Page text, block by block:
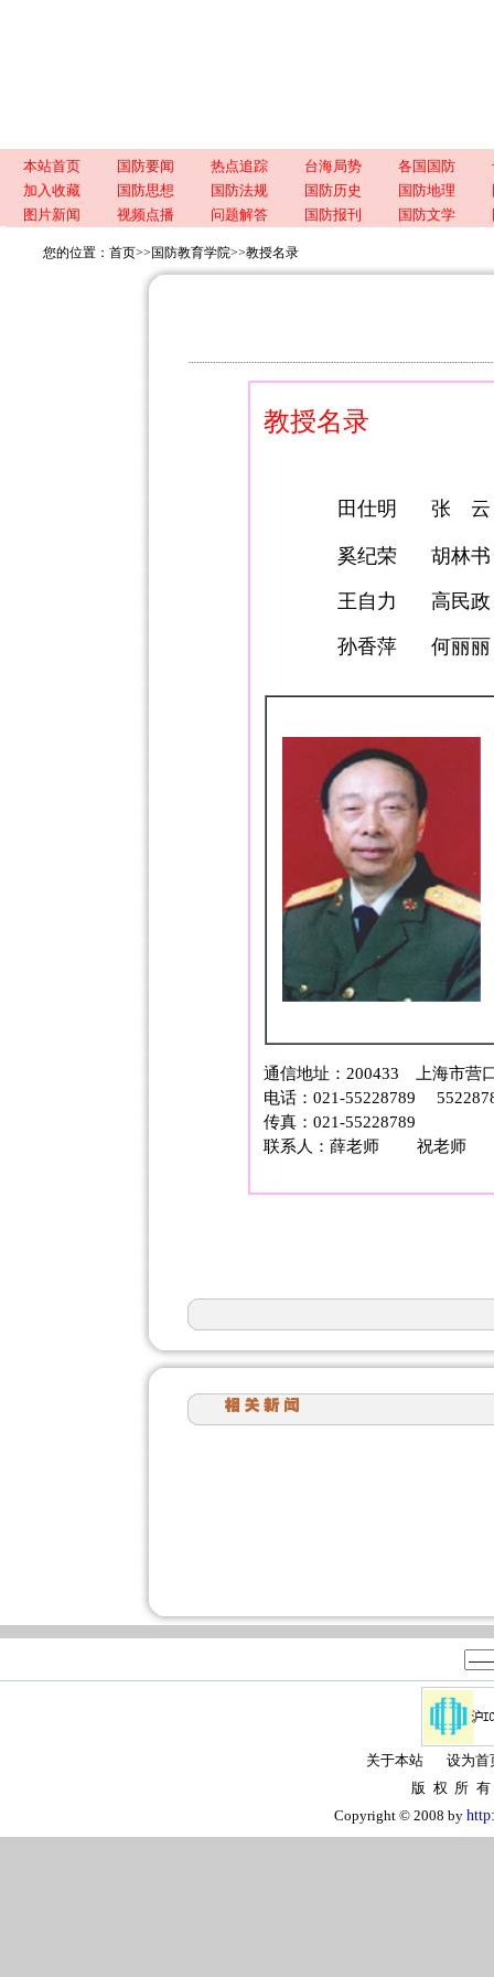
本站首页 国防要闻 热点追踪 台海局势 各国国防
加入收藏
国防思想 国防法规 国防历史 国防地理
图片新闻
视频点播 问题解答 国防报刊 国防文学
您的位置： 首页>> 国防教育学院>>教授名录
教授名录
田仕明 张 云
奚纪荣 胡林书
王自力 高民政
孙香萍 何丽丽
通信地址：200433 上海市营
电话：021-55228789
传真：021-55228789
联系人：薛老师 祝老师